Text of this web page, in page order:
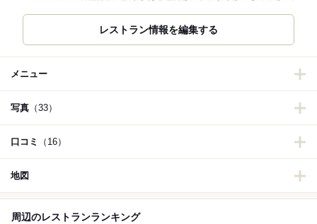
メニュー
写真 （33）
口コミ （16）
地図
周辺のレストランランキング